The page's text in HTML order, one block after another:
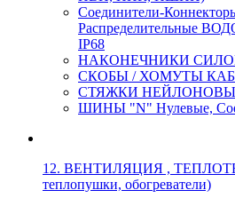
Соединители-
Распределительные
IP68
НАКОНЕЧНИКИ
СКОБЫ / ХОМУТЫ
СТЯЖКИ
ШИНЫ "N" Нулевые,
12. ВЕНТИЛЯЦИЯ ,
теплопушки, обогреватели)